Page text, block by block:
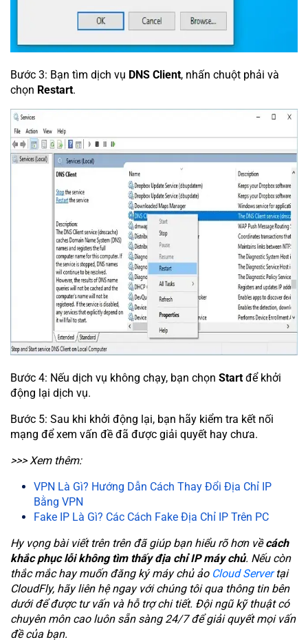
Bước 3: Bạn tìm dịch vụ DNS Client, nhấn chuột phải và
chọn Restart.
Bước 4: Nếu dịch vụ không chạy, bạn chọn Startđể khởi
động lại dịch vụ.
Bước 5: Sau khi khởi động lại, bạn hãy kiểm tra kết nối
mạng để xem vấn đề đã được giải quyết hay chưa.
>>> Xem thêm:
VPN Là Gì? Hướng Dẫn Cách Thay Đổi Địa Chỉ IP
Bằng VPN
Fake IP Là Gì? Các Cách Fake Địa Chỉ IP Trên PC
Hy vọng bài viết trên trên đã giúp bạn hiểu rõ hơn vềcách
khắc phục lỗi không tìm thấy địa chỉ IP máy chủ. Nếu còn
thắc mắc hay muốn đăng ký máy chủ ảo Cloud Servertại
CloudFly, hãy liên hệ ngay với chúng tôi qua thông tin bên
dưới để được tư vấn và hỗ trợ chi tiết. Đội ngũ kỹ thuật có
chuyên môn cao luôn sẵn sàng 24/7 để giải quyết mọi vấn
đề của bạn.